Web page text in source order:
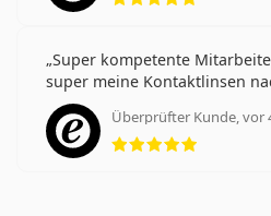
Super kompetente
super meine Kontaktlinsen
Überprüfter Kunde, vor